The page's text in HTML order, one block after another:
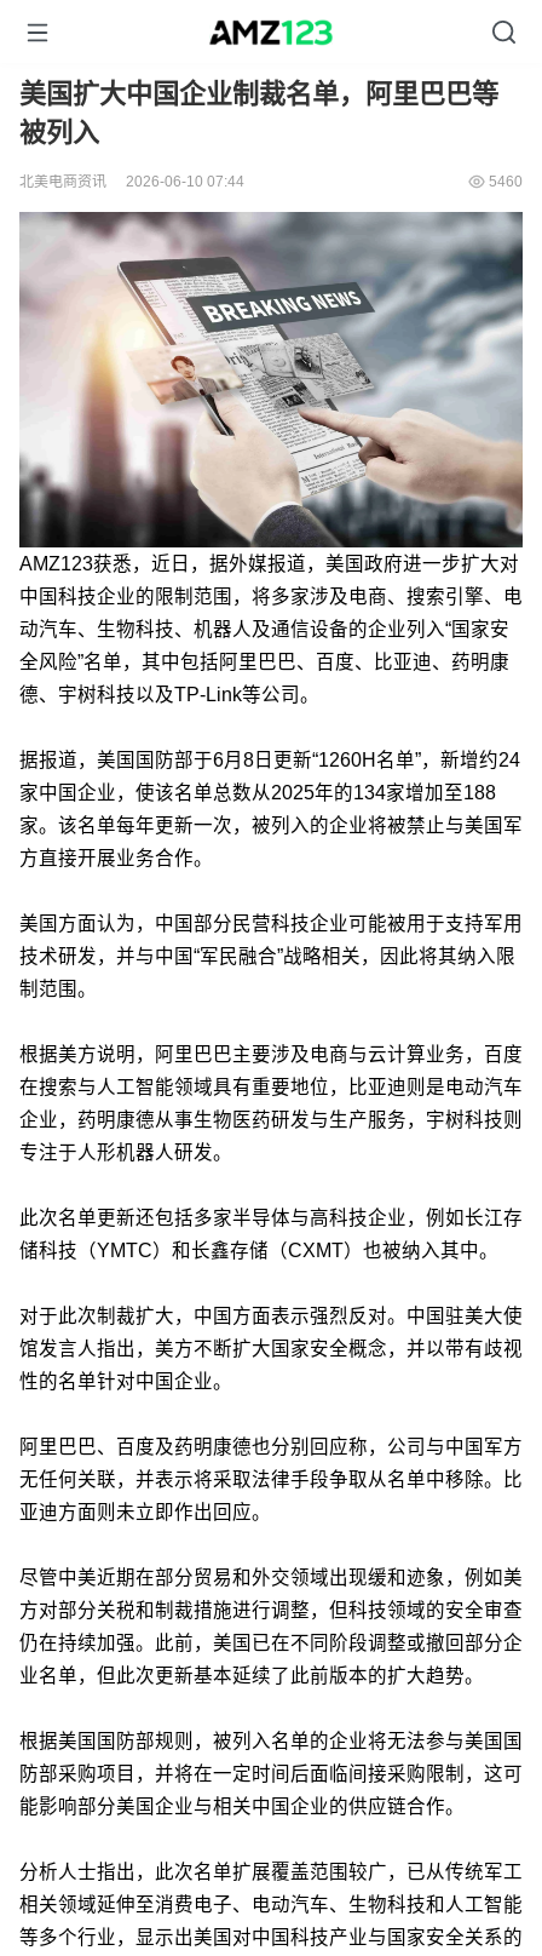
美国扩大中国企业制裁名单，阿里巴巴等
被列入
北美电商资讯 2026-06-10 07:44 5460
AMZ123获悉，近日，据外媒报道，美国政府进一步扩大对
中国科技企业的限制范围，将多家涉及电商、搜索引擎、电
动汽车、生物科技、机器人及通信设备的企业列入“国家安
全风险”名单，其中包括阿里巴巴、百度、比亚迪、药明康
德、宇树科技以及TP-Link等公司。
据报道，美国国防部于6月8日更新“1260H名单”，新增约24
家中国企业，使该名单总数从2025年的134家增加至188
家。该名单每年更新一次，被列入的企业将被禁止与美国军
方直接开展业务合作。
美国方面认为，中国部分民营科技企业可能被用于支持军用
技术研发，并与中国“军民融合”战略相关，因此将其纳入限
制范围。
根据美方说明，阿里巴巴主要涉及电商与云计算业务，百度
在搜索与人工智能领域具有重要地位，比亚迪则是电动汽车
企业，药明康德从事生物医药研发与生产服务，宇树科技则
专注于人形机器人研发。
此次名单更新还包括多家半导体与高科技企业，例如长江存
储科技（YMTC）和长鑫存储（CXMT）也被纳入其中。
对于此次制裁扩大，中国方面表示强烈反对。中国驻美大使
馆发言人指出，美方不断扩大国家安全概念，并以带有歧视
性的名单针对中国企业。
阿里巴巴、百度及药明康德也分别回应称，公司与中国军方
无任何关联，并表示将采取法律手段争取从名单中移除。比
亚迪方面则未立即作出回应。
尽管中美近期在部分贸易和外交领域出现缓和迹象，例如美
方对部分关税和制裁措施进行调整，但科技领域的安全审查
仍在持续加强。此前，美国已在不同阶段调整或撤回部分企
业名单，但此次更新基本延续了此前版本的扩大趋势。
根据美国国防部规则，被列入名单的企业将无法参与美国国
防部采购项目，并将在一定时间后面临间接采购限制，这可
能影响部分美国企业与相关中国企业的供应链合作。
分析人士指出，此次名单扩展覆盖范围较广，已从传统军工
相关领域延伸至消费电子、电动汽车、生物科技和人工智能
等多个行业，显示出美国对中国科技产业与国家安全关系的